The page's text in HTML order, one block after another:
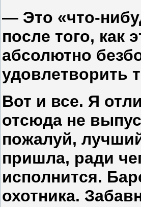
— Это «что-
после того, как
абсолютно
удовлетворить
Вот и все. Я
отсюда не
пожалуй,
пришла, ради
исполнится.
охотника.